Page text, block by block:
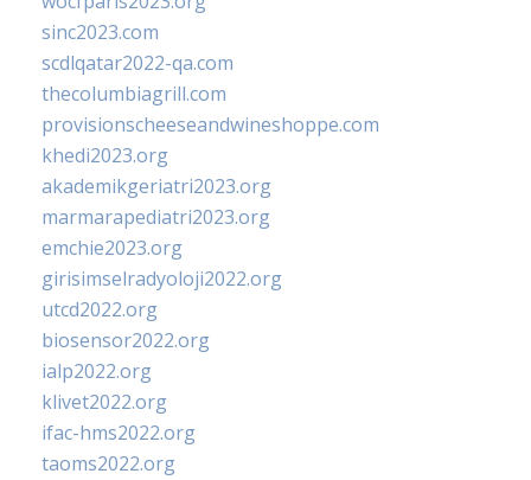
sinc2023.com
scdlqatar2022-qa.com
thecolumbiagrill.com
provisionscheeseandwineshoppe.com
khedi2023.org
akademikgeriatri2023.org
marmarapediatri2023.org
emchie2023.org
girisimselradyoloji2022.org
utcd2022.org
biosensor2022.org
ialp2022.org
klivet2022.org
ifac-hms2022.org
taoms2022.org